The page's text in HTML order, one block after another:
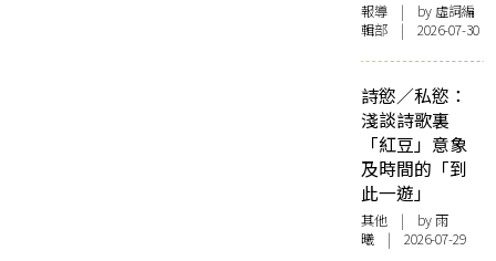
報導 | by 虛詞編
輯部 | 2026-07-30
詩慾／私慾：
淺談詩歌裏
「紅豆」意象
及時間的「到
此一遊」
其他 | by 雨
曦 | 2026-07-29